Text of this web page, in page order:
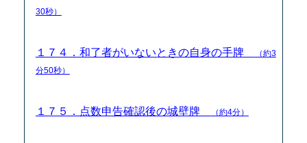
30秒）
１７４．和了者がいないときの自身の手牌
（約3
分50秒）
１７５．点数申告確認後の城壁牌 （約4分）